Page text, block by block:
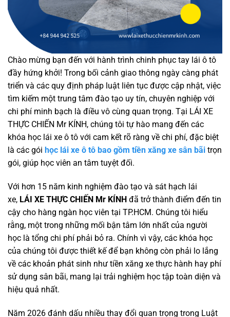
Chào mừng bạn đến với hành trình chinh phục tay lái ô tô
đầy hứng khởi! Trong bối cảnh giao thông ngày càng phát
triển và các quy định pháp luật liên tục được cập nhật, việc
tìm kiếm một trung tâm đào tạo uy tín, chuyên nghiệp với
chi phí minh bạch là điều vô cùng quan trọng. Tại LÁI XE
THỰC CHIẾN Mr KÍNH, chúng tôi tự hào mang đến các
khóa học lái xe ô tô với cam kết rõ ràng về chi phí, đặc biệt
là các gói học lái xe ô tô bao gồm tiền xăng xe sân bãi trọn
gói, giúp học viên an tâm tuyệt đối.
Với hơn 15 năm kinh nghiệm đào tạo và sát hạch lái
xe, LÁI XE THỰC CHIẾN Mr KÍNH đã trở thành điểm đến tin
cậy cho hàng ngàn học viên tại TP.HCM. Chúng tôi hiểu
rằng, một trong những mối bận tâm lớn nhất của người
học là tổng chi phí phải bỏ ra. Chính vì vậy, các khóa học
của chúng tôi được thiết kế để bạn không còn phải lo lắng
về các khoản phát sinh như tiền xăng xe thực hành hay phí
sử dụng sân bãi, mang lại trải nghiệm học tập toàn diện và
hiệu quả nhất.
Năm 2026 đánh dấu nhiều thay đổi quan trọng trong Luật